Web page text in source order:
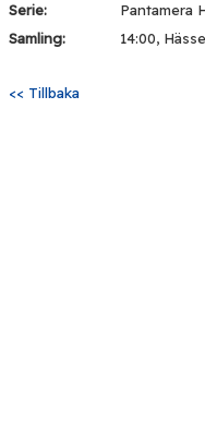
Serie:
Pantamera
Samling:
14:00,
<< Tillbaka